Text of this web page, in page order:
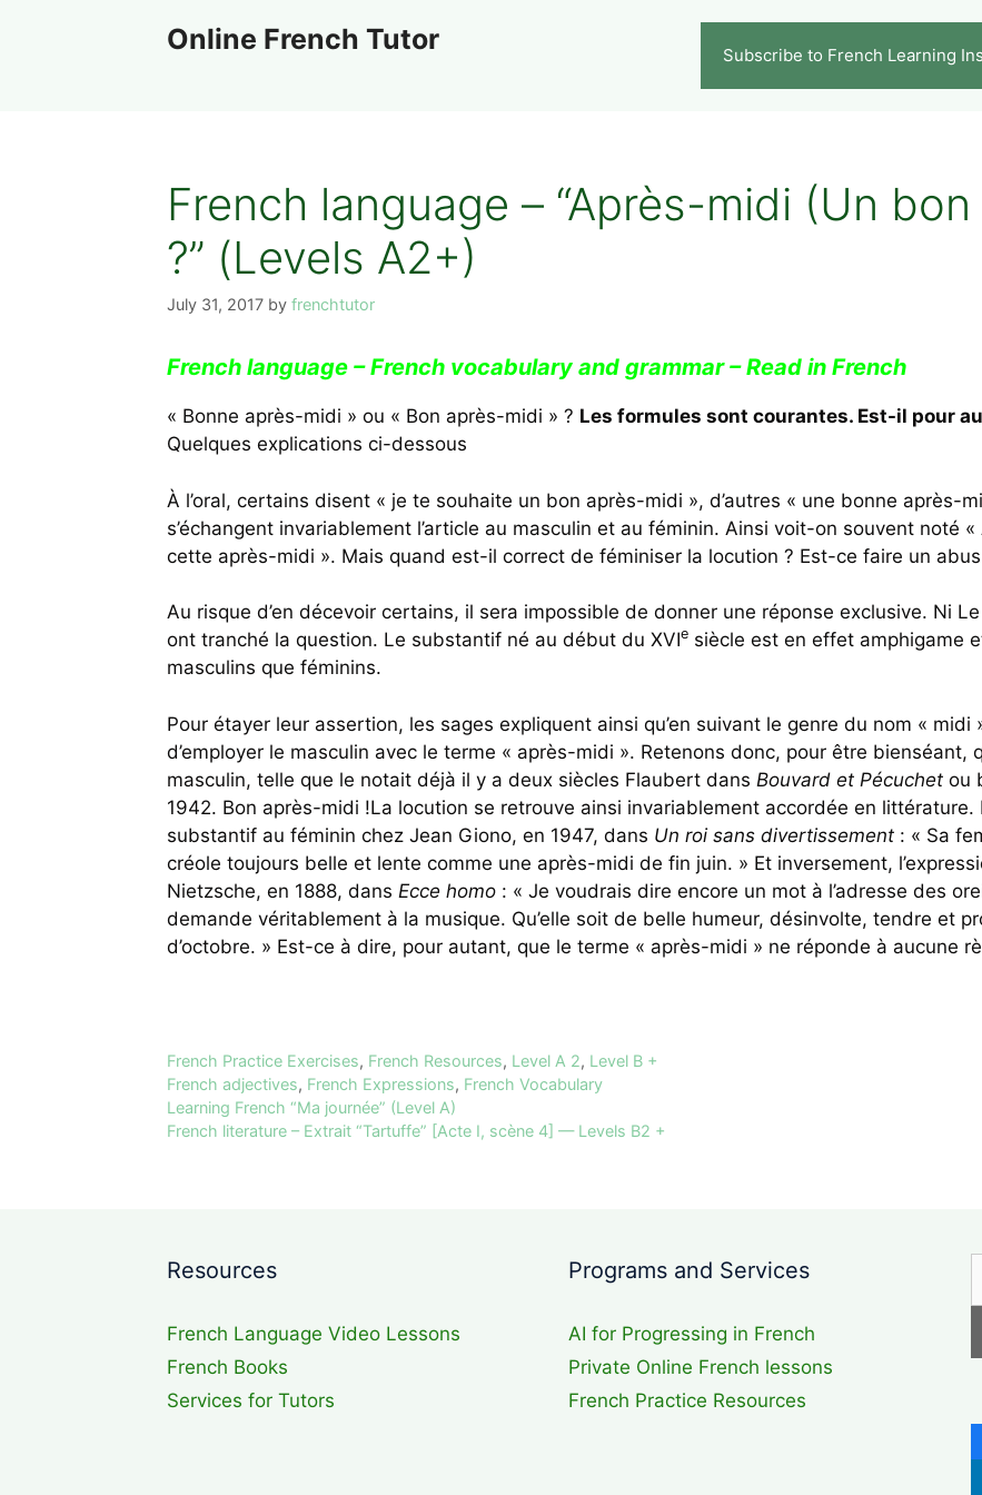
Online French Tutor Subscribe to French Learning
French language – “Après-midi (Un
?” (Levels A2+)
July 31, 2017 by frenchtutor
French language – French vocabulary and grammar – Read in French
« Bonne après-midi » ou « Bon après-midi » ? Les formules sont courantes. Est-il pour
Quelques explications ci-dessous
À l’oral, certains disent « je te souhaite un bon après-midi », d’autres « une bonne après-
s’échangent invariablement l’article au masculin et au féminin. Ainsi voit-on souvent noté
cette après-midi ». Mais quand est-il correct de féminiser la locution ? Est-ce faire un abus
Au risque d’en décevoir certains, il sera impossible de donner une réponse exclusive. Ni
ont tranché la question. Le substantif né au début du XVIesiècle est en effet amphigame
masculins que féminins.
Pour étayer leur assertion, les sages expliquent ainsi qu’en suivant le genre du nom « midi
d’employer le masculin avec le terme « après-midi ». Retenons donc, pour être bienséant,
masculin, telle que le notait déjà il y a deux siècles Flaubert dans Bouvard et Pécuchetou
1942. Bon après-midi !La locution se retrouve ainsi invariablement accordée en littérature.
substantif au féminin chez Jean Giono, en 1947, dans Un roi sans divertissement: « Sa
créole toujours belle et lente comme une après-midi de fin juin. » Et inversement,
Nietzsche, en 1888, dans Ecce homo: « Je voudrais dire encore un mot à l’adresse des
demande véritablement à la musique. Qu’elle soit de belle humeur, désinvolte, tendre et
d’octobre. » Est-ce à dire, pour autant, que le terme « après-midi » ne réponde à aucune
Categories
French Practice Exercises, French Resources, Level A 2, Level B +
Tags
French adjectives, French Expressions, French Vocabulary
Learning French “Ma journée” (Level A)
French literature – Extrait “Tartuffe” [Acte I, scène 4] — Levels B2 +
Resources
French Language Video Lessons
French Books
Services for Tutors
Programs and Services
AI for Progressing in French
Private Online French lessons
French Practice Resources